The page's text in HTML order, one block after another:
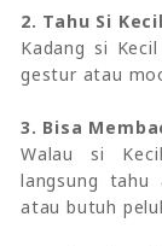
2. Tahu Si
Kadang si
gestur atau
3. Bisa
Walau si
langsung tahu
atau butuh